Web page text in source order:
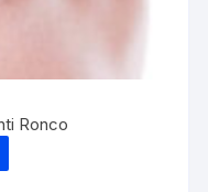
Ronco